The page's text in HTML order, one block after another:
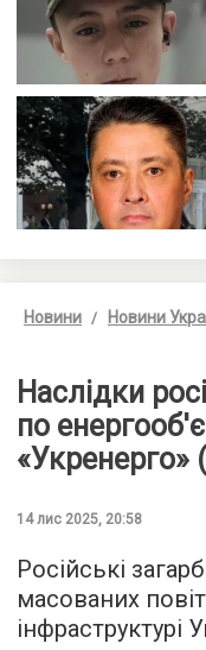
Новини Новини
Наслідки
по
«Укренерго»
14 лис 2025, 20:58
Російські
масованих
інфраструктурі